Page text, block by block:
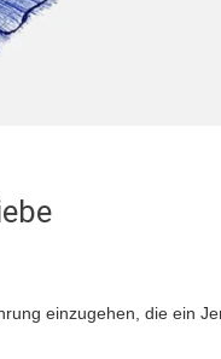
einzugehen, die ein